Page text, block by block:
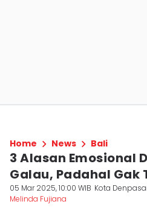
Home News Bali
3 Alasan Emosional
Galau, Padahal Gak
05 Mar 2025, 10:00 WIB Kota
Melinda Fujiana